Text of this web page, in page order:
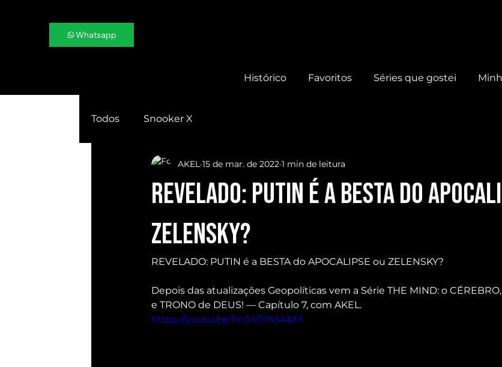
Whatsapp
Histórico Favoritos Séries que gostei
Todos Snooker X
REVELADO: PUTIN é a BESTA do
ZELENSKY?
AKEL 15 de mar. de 2022 1 min de leitura
REVELADO: PUTIN é a BESTA do APOCALIPSE ou ZELENSKY?
Depois das atualizações Geopolíticas vem a Série THE MIND: o
e TRONO de DEUS! — Capítulo 7, com AKEL.
https://youtu.be/hnJnO1hS4bM